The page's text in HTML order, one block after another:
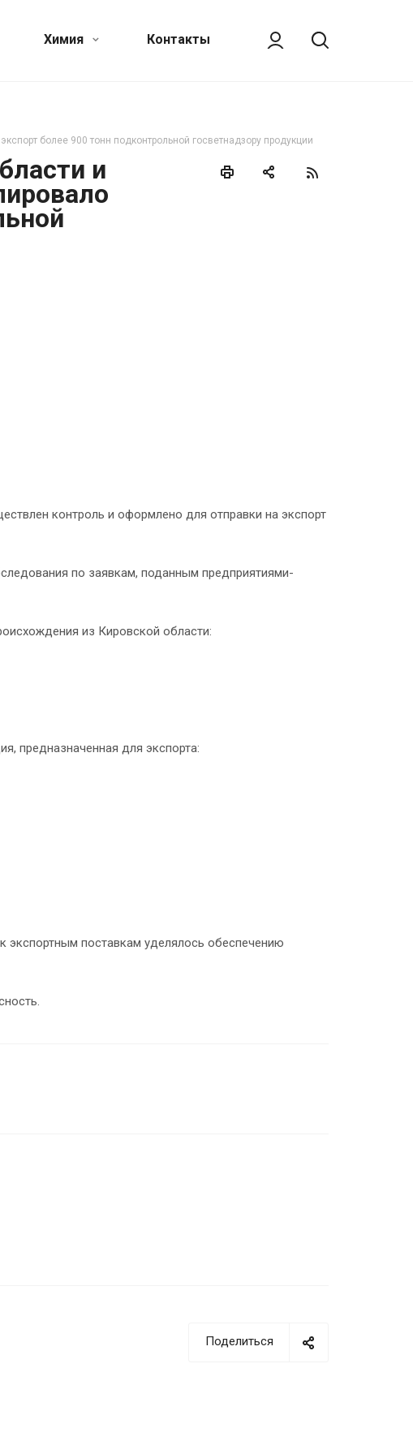
Химия Контакты
более 900 тонн подконтрольной госветнадзору продукции
и
контроль и оформлено для отправки на экспорт
по заявкам, поданным предприятиями-
из Кировской области:
предназначенная для экспорта:
экспортным поставкам уделялось обеспечению
Поделиться